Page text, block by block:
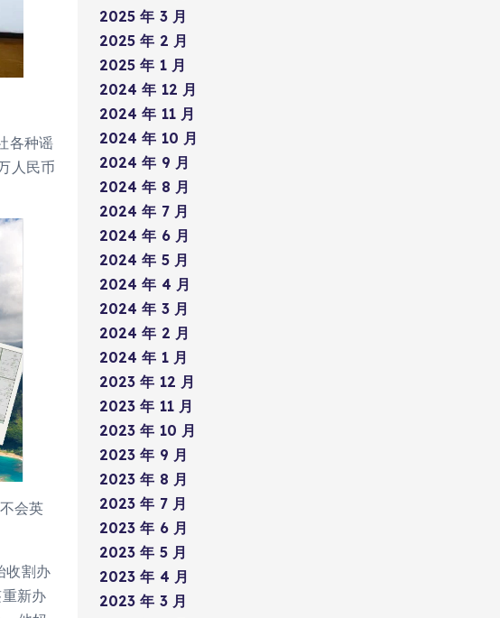
各种谣
人民币
会英
收割办
新办
2025 年 3 月
2025 年 2 月
2025 年 1 月
2024 年 12 月
2024 年 11 月
2024 年 10 月
2024 年 9 月
2024 年 8 月
2024 年 7 月
2024 年 6 月
2024 年 5 月
2024 年 4 月
2024 年 3 月
2024 年 2 月
2024 年 1 月
2023 年 12 月
2023 年 11 月
2023 年 10 月
2023 年 9 月
2023 年 8 月
2023 年 7 月
2023 年 6 月
2023 年 5 月
2023 年 4 月
2023 年 3 月